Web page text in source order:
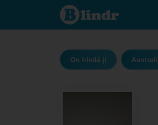
Damon
Davis -
On
On hledá ji